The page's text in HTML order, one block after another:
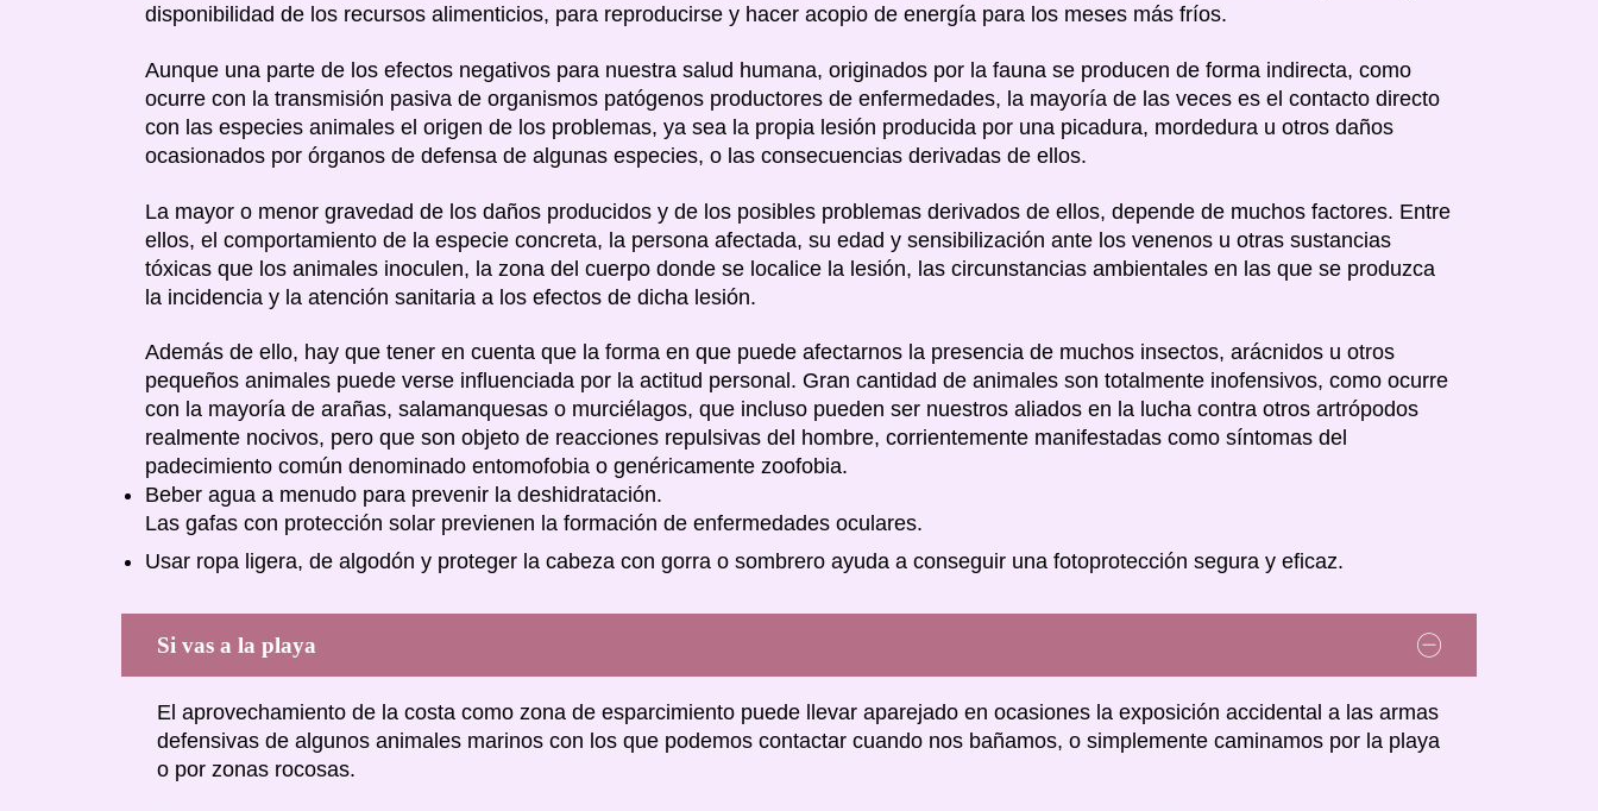
disponibilidad de los recursos alimenticios, para reproducirse y hacer acopio de energía para los meses más fríos.
Aunque una parte de los efectos negativos para nuestra salud humana, originados por la fauna se producen de forma indirecta, como
ocurre con la transmisión pasiva de organismos patógenos productores de enfermedades, la mayoría de las veces es el contacto directo
con las especies animales el origen de los problemas, ya sea la propia lesión producida por una picadura, mordedura u otros daños
ocasionados por órganos de defensa de algunas especies, o las consecuencias derivadas de ellos.
La mayor o menor gravedad de los daños producidos y de los posibles problemas derivados de ellos, depende de muchos factores. Entre
ellos, el comportamiento de la especie concreta, la persona afectada, su edad y sensibilización ante los venenos u otras sustancias
tóxicas que los animales inoculen, la zona del cuerpo donde se localice la lesión, las circunstancias ambientales en las que se produzca
la incidencia y la atención sanitaria a los efectos de dicha lesión.
Además de ello, hay que tener en cuenta que la forma en que puede afectarnos la presencia de muchos insectos, arácnidos u otros
pequeños animales puede verse influenciada por la actitud personal. Gran cantidad de animales son totalmente inofensivos, como ocurre
con la mayoría de arañas, salamanquesas o murciélagos, que incluso pueden ser nuestros aliados en la lucha contra otros artrópodos
realmente nocivos, pero que son objeto de reacciones repulsivas del hombre, corrientemente manifestadas como síntomas del
padecimiento común denominado entomofobia o genéricamente zoofobia.
Beber agua a menudo para prevenir la deshidratación.
Las gafas con protección solar previenen la formación de enfermedades oculares.
Usar ropa ligera, de algodón y proteger la cabeza con gorra o sombrero ayuda a conseguir una fotoprotección segura y eficaz.
Si vas a la playa
El aprovechamiento de la costa como zona de esparcimiento puede llevar aparejado en ocasiones la exposición accidental a las armas
defensivas de algunos animales marinos con los que podemos contactar cuando nos bañamos, o simplemente caminamos por la playa
o por zonas rocosas.